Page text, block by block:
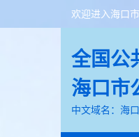
欢迎进入海口
全国公
海口市
中文域名：海